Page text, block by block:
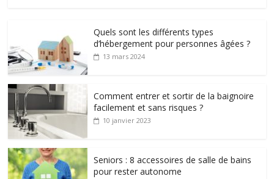
Quels sont les différents types
d’hébergement pour personnes âgées ?
13 mars 2024
Comment entrer et sortir de la baignoire
facilement et sans risques ?
10 janvier 2023
Seniors : 8 accessoires de salle de bains
pour rester autonome